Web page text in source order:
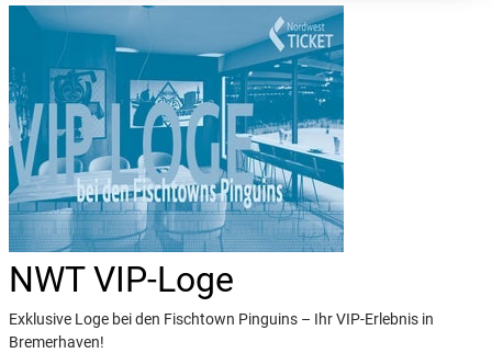
NWT VIP-Loge
Exklusive Loge bei den Fischtown Pinguins – Ihr VIP-Erlebnis in
Bremerhaven!